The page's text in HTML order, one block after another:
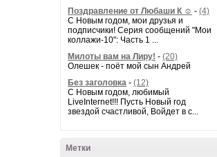
Поздравление от Любаши К ☺ - (4)
С Новым годом, мои друзья и
подписчики! Серия сообщений "Мои
коллажи-10": Часть 1 ...
Милоты вам на Лиру! - (20)
Олешек - поёт мой сын Андрей
Без заголовка - (12)
С Новым годом, любимый
LiveInternet!!! Пусть Новый год
звездой счастливой, Войдет в с...
Метки